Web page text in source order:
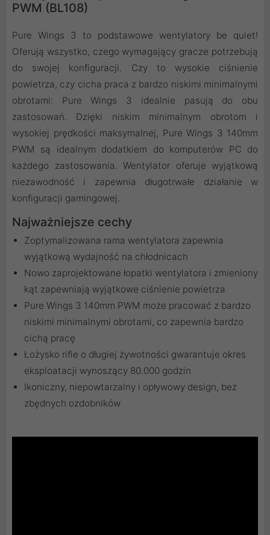
PWM (BL108)
Pure Wings 3 to podstawowe wentylatory be quiet!
Oferują wszystko, czego wymagający gracze potrzebują
do swojej konfiguracji. Czy to wysokie ciśnienie
powietrza, czy cicha praca z bardzo niskimi minimalnymi
obrotami: Pure Wings 3 idealnie pasują do obu
zastosowań. Dzięki niskim minimalnym obrotom i
wysokiej prędkości maksymalnej, Pure Wings 3 140mm
PWM są idealnym dodatkiem do komputerów PC do
każdego zastosowania. Wentylator oferuje wyjątkową
niezawodność i zapewnia długotrwałe działanie w
konfiguracji gamingowej.
Najważniejsze cechy
Zoptymalizowana rama wentylatora zapewnia
wyjątkową wydajność na chłodnicach
Nowo zaprojektowane łopatki wentylatora i zmieniony
kąt zapewniają wyjątkowe ciśnienie powietrza
Pure Wings 3 140mm PWM może pracować z bardzo
niskimi minimalnymi obrotami, co zapewnia bardzo
cichą pracę
Łożysko rifle o długiej żywotności gwarantuje okres
eksploatacji wynoszący 80.000 godzin
Ikoniczny, niepowtarzalny i opływowy design, bez
zbędnych ozdobników